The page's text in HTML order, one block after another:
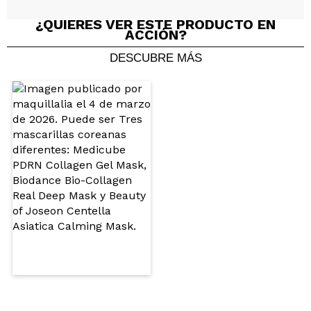
Compartir un vídeo o una foto
¿Recomendarías su compra?
ENVIAR
¿QUIERES VER ESTE PRODUCTO EN
ACCIÓN?
DESCUBRE MÁS